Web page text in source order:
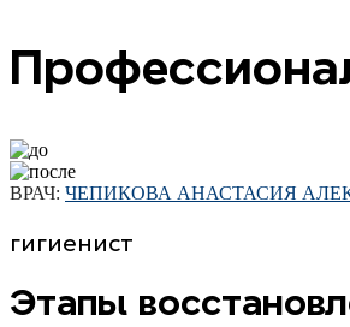
ВРАЧ: ЧЕПИКОВА АНАСТАСИЯ
гигиенист
Этапы